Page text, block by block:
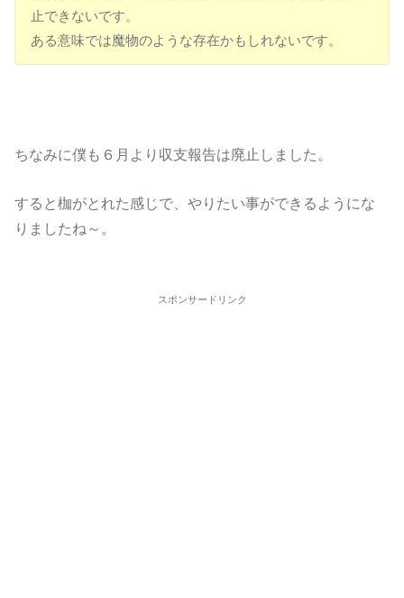
止できないです。
ある意味では魔物のような存在かもしれないです。
ちなみに僕も６月より収支報告は廃止しました。
すると枷がとれた感じで、やりたい事ができるようにな
りましたね～。
スポンサードリンク